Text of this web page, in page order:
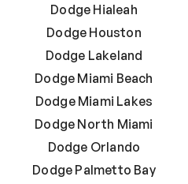
Dodge Hialeah
Dodge Houston
Dodge Lakeland
Dodge Miami Beach
Dodge Miami Lakes
Dodge North Miami
Dodge Orlando
Dodge Palmetto Bay